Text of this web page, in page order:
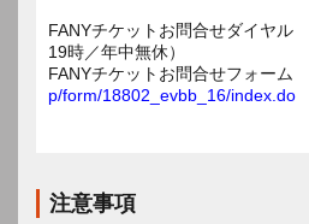
FANYチケットお問合せダイヤ
19時／年中無休）
FANYチケットお問合せフォーム
p/form/18802_evbb_16/index.do
注意事項